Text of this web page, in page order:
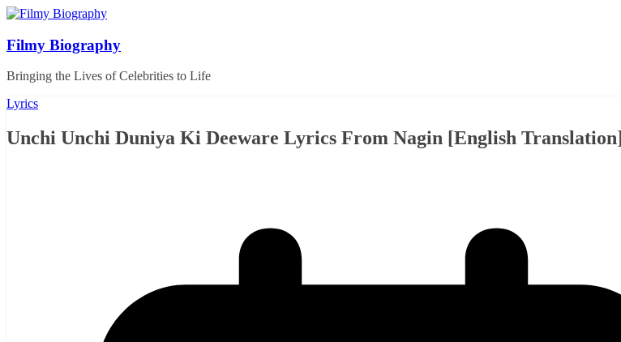
Skip
content
Filmy Biography
Bringing the Lives of Celebrities to Life
Lyrics
Unchi Unchi Duniya Ki Deeware Lyrics From Nagin [English Translation]